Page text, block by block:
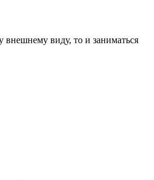
виду, то и заниматься